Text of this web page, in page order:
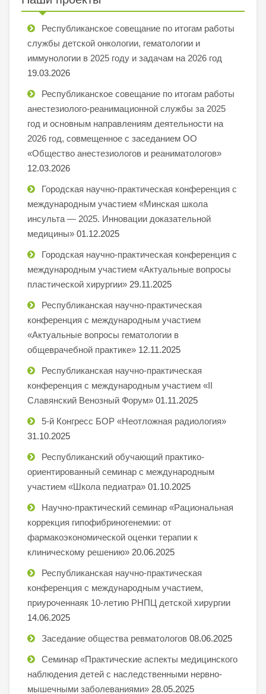
Республиканское совещание по итогам работы
службы детской онкологии, гематологии и
иммунологии в 2025 году и задачам на 2026 год
19.03.2026
Республиканское совещание по итогам работы
анестезиолого-реанимационной службы за 2025
год и основным направлениям деятельности на
2026 год, совмещенное с заседанием ОО
«Общество анестезиологов и реаниматологов»
12.03.2026
Городская научно-практическая конференция с
международным участием «Минская школа
инсульта — 2025. Инновации доказательной
медицины» 01.12.2025
Городская научно-практическая конференция с
международным участием «Актуальные вопросы
пластической хирургии» 29.11.2025
Республиканская научно-практическая
конференция с международным участием
«Актуальные вопросы гематологии в
общеврачебной практике» 12.11.2025
Республиканская научно-практическая
конференция с международным участием «II
Славянский Венозный Форум» 01.11.2025
5-й Конгресс БОР «Неотложная радиология»
31.10.2025
Республиканский обучающий практико-
ориентированный семинар с международным
участием «Школа педиатра» 01.10.2025
Научно-практический семинар «Рациональная
коррекция гипофибриногенемии: от
фармакоэкономической оценки терапии к
клиническому решению» 20.06.2025
Республиканская научно-практическая
конференция с международным участием,
приуроченнаяк 10-летию РНПЦ детской хирургии
14.06.2025
Заседание общества ревматологов 08.06.2025
Семинар «Практические аспекты медицинского
наблюдения детей с наследственными нервно-
мышечными заболеваниями» 28.05.2025